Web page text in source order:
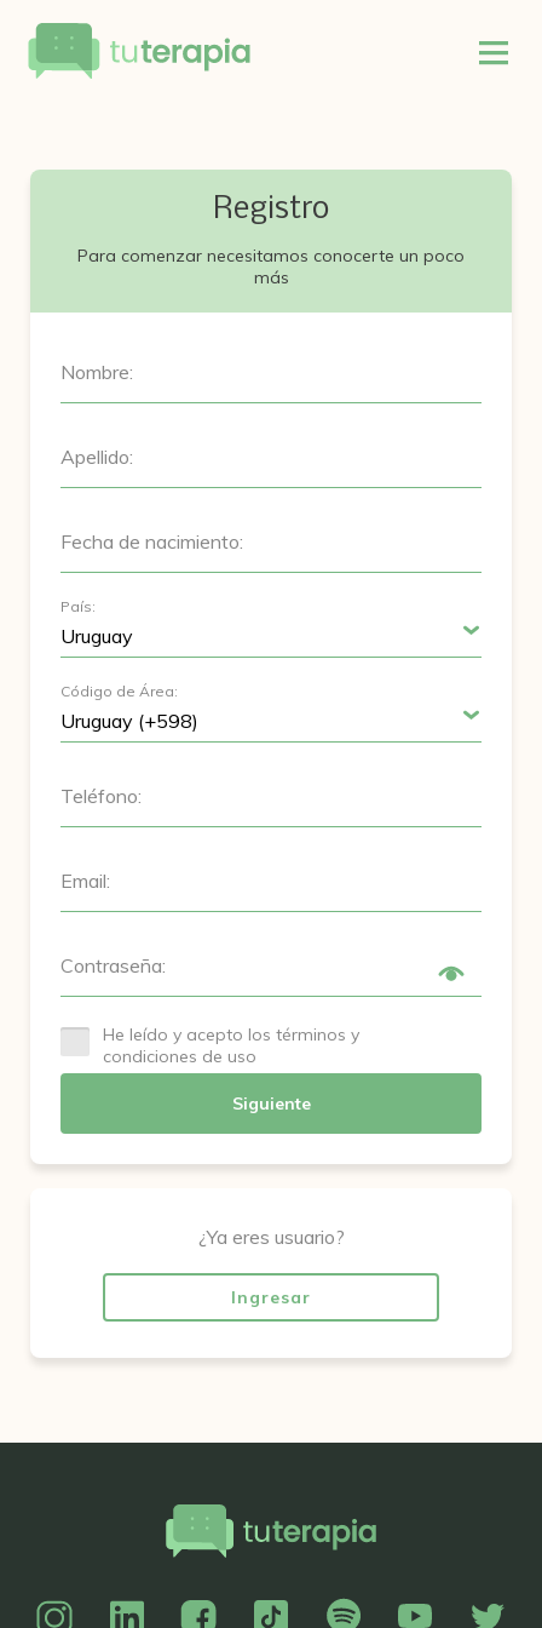
Registro
Para comenzar necesitamos conocerte un poco
más
Nombre:
Apellido:
Fecha de nacimiento:
País:
Código de Área:
Teléfono:
Email:
Contraseña:
He leído y acepto los términos y
condiciones de uso
Siguiente
¿Ya eres usuario?
Ingresar